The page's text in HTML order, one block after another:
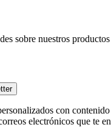
sobre nuestros
con
electrónicos que te